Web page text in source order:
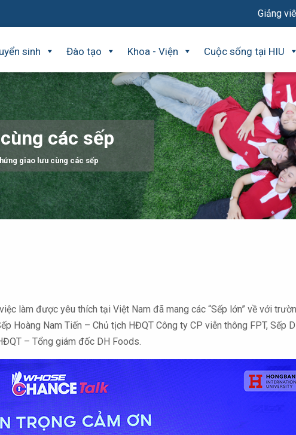
Giảng
sinh Đào tạo Khoa - Viện Cuộc sống tại HIU
các sếp
giao lưu cùng các sếp
làm được yêu thích tại Việt Nam đã mang các “Sếp lớn” về với
Hoàng Nam Tiến – Chủ tịch HĐQT Công ty CP viễn thông FPT, Sếp
– Tổng giám đốc DH Foods.